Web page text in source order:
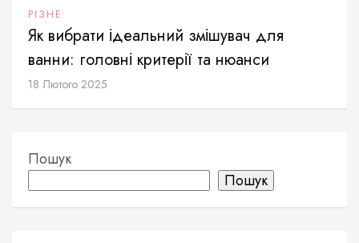
РІЗНЕ
Як вибрати ідеальний змішувач для
ванни: головні критерії та нюанси
18 Лютого 2025
Пошук
Пошук